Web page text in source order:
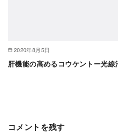
2020年8月5日
肝機能の高めるコウケントー光線
コメントを残す